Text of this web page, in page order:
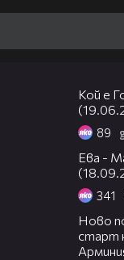
Кой е
89
Ева -
341
Ново
старт